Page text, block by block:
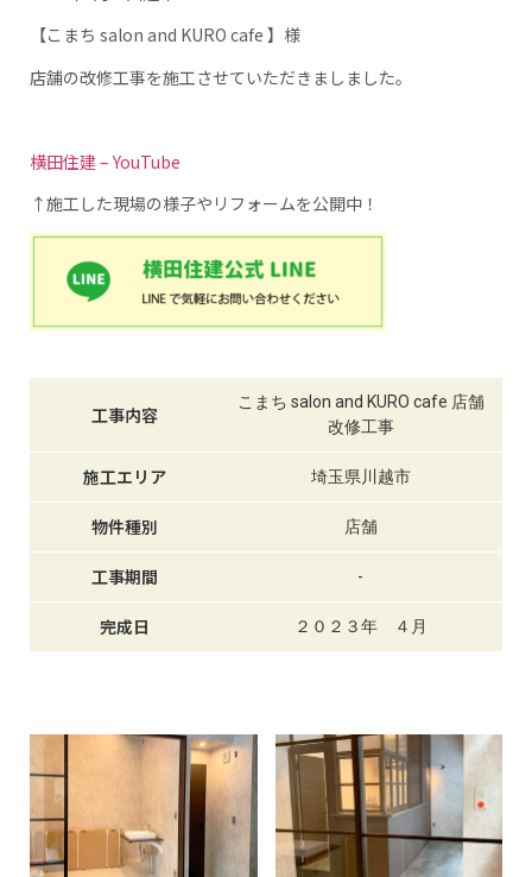
【こまち salon and KURO cafe 】様
店舗の改修工事を施工させていただきましました。
横田住建 – YouTube
↑施工した現場の様子やリフォームを公開中！
工事内容
こまち salon and KURO cafe 店舗
改修工事
施工エリア 埼玉県川越市
物件種別 店舗
工事期間 -
完成日 ２０２３年 ４月